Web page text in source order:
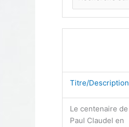
Titre/Description
Le centenaire de
Paul Claudel en